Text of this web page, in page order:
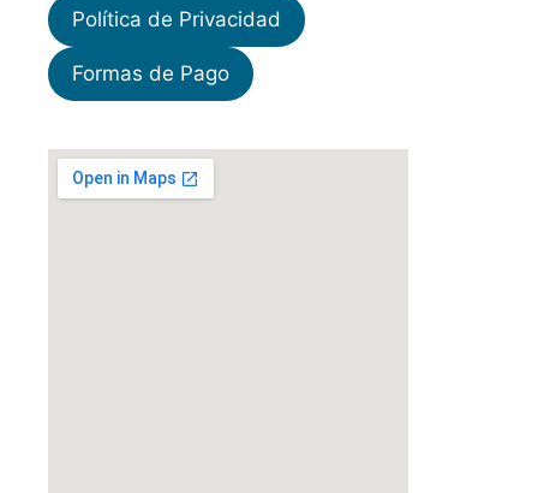
Política de Privacidad
Formas de Pago